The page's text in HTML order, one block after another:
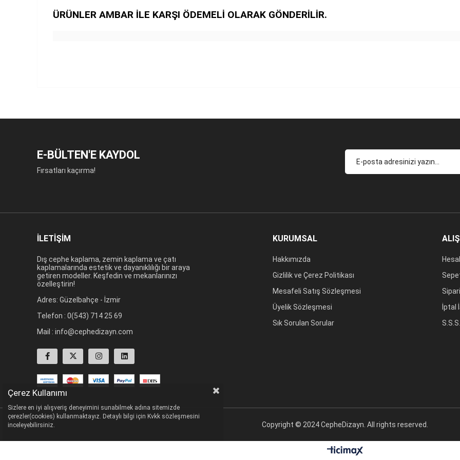
ÜRÜNLER AMBAR İLE KARŞI ÖDEMELİ OLARAK GÖNDERİLİR.
E-BÜLTEN'E KAYDOL
Fırsatları kaçırma!
İLETİŞİM
Dış cephe kaplama, zemin kaplama ve çatı
kaplamalarında estetik ve dayanıklılığı bir araya
getiren modeller. Keşfedin ve mekanlarınızı
özelleştirin!
Adres: Güzelbahçe - İzmir
Telefon : 0(543) 714 25 69
Mail : info@cephedizayn.com
KURUMSAL
Hakkımızda
Gizlilik ve Çerez Politikası
Mesafeli Satış Sözleşmesi
Üyelik Sözleşmesi
Sık Sorulan Sorular
İptal
S.S.S.
Copyright © 2024 CepheDizayn. All rights reserved.
Çerez Kullanımı
Sizlere en iyi alışveriş deneyimini sunabilmek adına sitemizde
çerezler(cookies) kullanmaktayız. Detaylı bilgi için Kvkk sözleşmesini
inceleyebilirsiniz.